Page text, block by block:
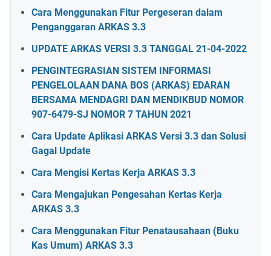
Cara Menggunakan Fitur Pergeseran dalam
Penganggaran ARKAS 3.3
UPDATE ARKAS VERSI 3.3 TANGGAL 21-04-2022
PENGINTEGRASIAN SISTEM INFORMASI
PENGELOLAAN DANA BOS (ARKAS) EDARAN
BERSAMA MENDAGRI DAN MENDIKBUD NOMOR
907-6479-SJ NOMOR 7 TAHUN 2021
Cara Update Aplikasi ARKAS Versi 3.3 dan Solusi
Gagal Update
Cara Mengisi Kertas Kerja ARKAS 3.3
Cara Mengajukan Pengesahan Kertas Kerja
ARKAS 3.3
Cara Menggunakan Fitur Penatausahaan (Buku
Kas Umum) ARKAS 3.3